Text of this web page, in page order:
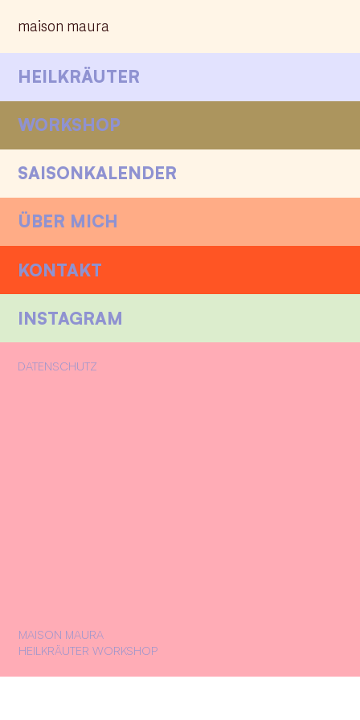
maison maura
HEILKRÄUTER
KONTAKT
WORKSHOP
SAISONKALENDER
ÜBER MICH
INSTAGRAM
DATENSCHUTZ
MAISON MAURA
HEILKRÄUTER WORKSHOP